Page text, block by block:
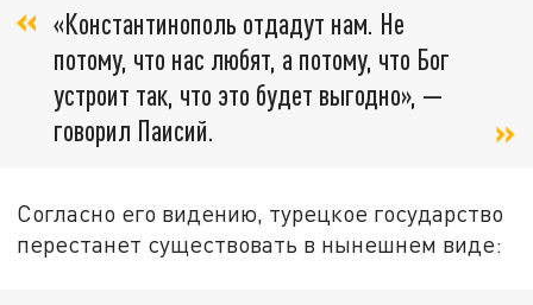
«Константинополь отдадут нам. Не
потому, что нас любят, а потому, что Бог
устроит так, что это будет выгодно», —
говорил Паисий.
Согласно его видению, турецкое государство
перестанет существовать в нынешнем виде: